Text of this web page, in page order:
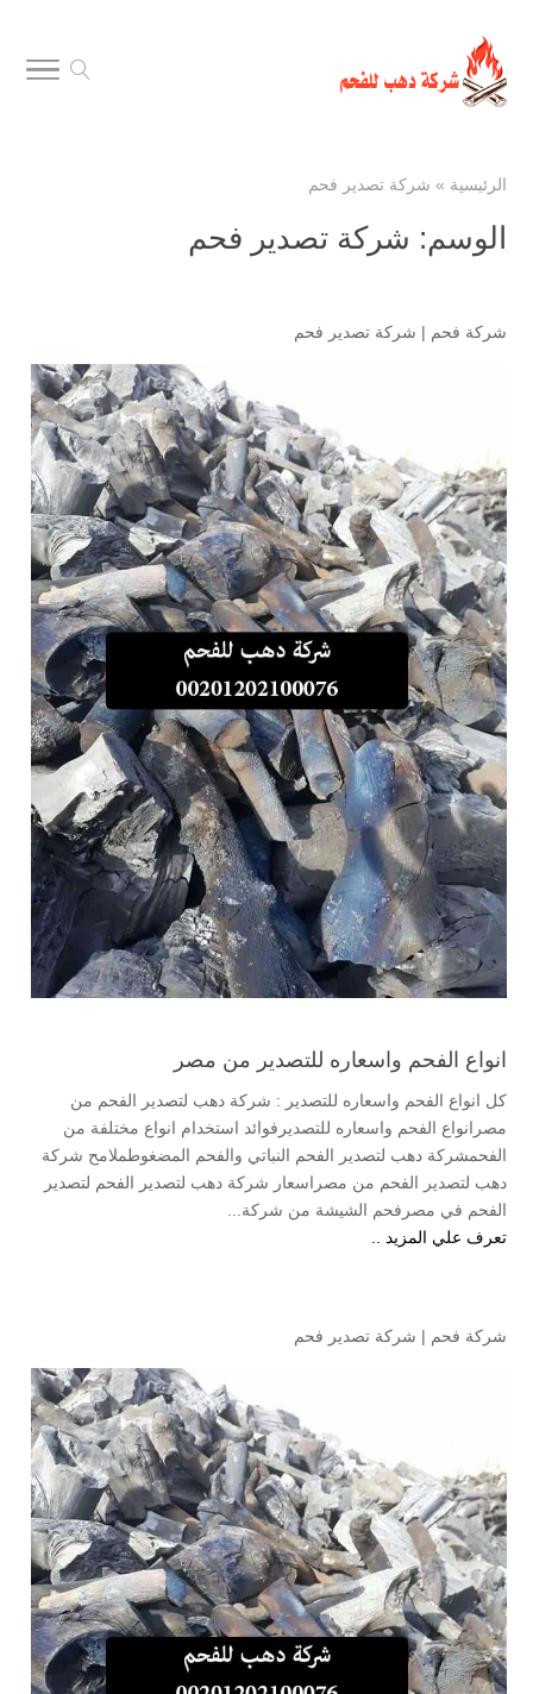
الرئيسية » شركة تصدير فحم
الوسم: شركة تصدير فحم
شركة فحم | شركة تصدير فحم
انواع الفحم واسعاره للتصدير من مصر
كل انواع الفحم واسعاره للتصدير : شركة دهب لتصدير الفحم من
مصرانواع الفحم واسعاره للتصديرفوائد استخدام انواع مختلفة من
الفحمشركة دهب لتصدير الفحم النباتي والفحم المضغوطملامح شركة
دهب لتصدير الفحم من مصراسعار شركة دهب لتصدير الفحم لتصدير
الفحم في مصرفحم الشيشة من شركة...
تعرف علي المزيد ..
شركة فحم | شركة تصدير فحم